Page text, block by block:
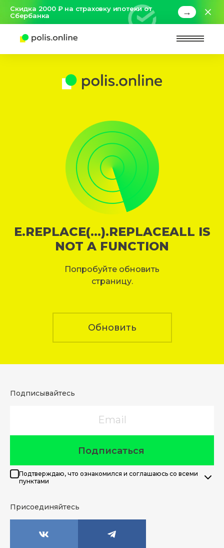
Скидка 2000 ₽ на страховку ипотеки от
Сбербанка
→
E.REPLACE(...).REPLACEALL IS
NOT A FUNCTION
Попробуйте обновить
страницу.
Обновить
Подписывайтесь
Подписаться
Подтверждаю, что ознакомился и соглашаюсь со всеми
пунктами
Присоединяйтесь